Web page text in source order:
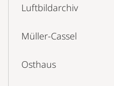
Luftbildarchiv
Müller-Cassel
Osthaus